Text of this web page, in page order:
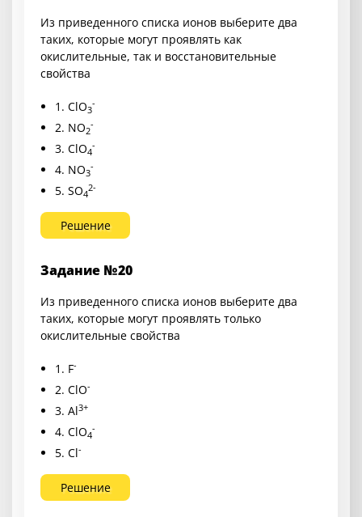
Из приведенного списка ионов выберите два
таких, которые могут проявлять как
окислительные, так и восстановительные
свойства
1. ClO3
-
2. NO2
-
3. ClO4
-
4. NO3
-
5. SO4
2-
Решение
Задание №20
Из приведенного списка ионов выберите два
таких, которые могут проявлять только
окислительные свойства
1. F-
2. ClO-
3. Al3+
4. ClO4
-
5. Cl-
Решение